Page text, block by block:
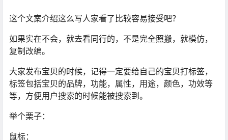
这个文案介绍这么写人家看了比较容易接受吧？
如果实在不会，就去看同行的，不是完全照搬，就模仿，
复制改编。
大家发布宝贝的时候，记得一定要给自己的宝贝打标签，
标签包括宝贝的品牌，功能，属性，用途，颜色，功效等
等，方便用户搜索的时候能被搜索到。
举个栗子：
鼠标：